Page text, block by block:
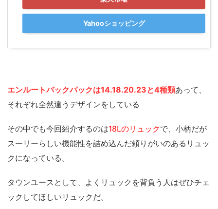
Yahooショッピング
エンルートバックパックは14.18.20.23と4種類あって、
それぞれ全然違うデザインをしている
その中でも今回紹介するのは18Lのリュックで、小柄だが
スーリーらしい機能性を詰め込んだ頼りがいのあるリュッ
クになっている。
タウンユースとして、よくリュックを背負う人はぜひチェ
ックしてほしいリュックだ。